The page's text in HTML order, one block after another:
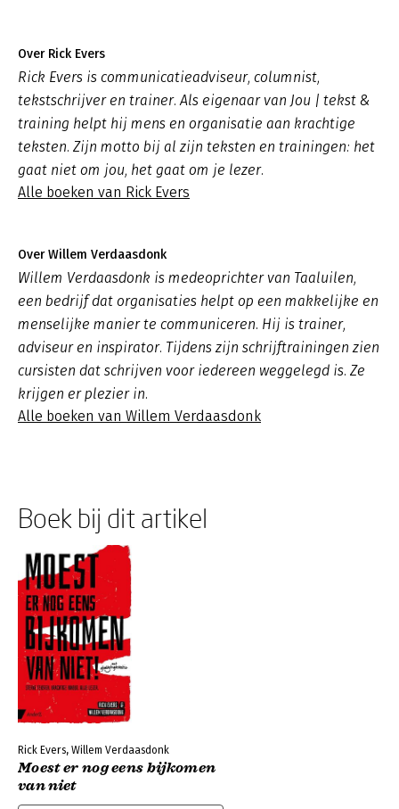
Over Rick Evers
Rick Evers is communicatieadviseur, columnist,
tekstschrijver en trainer. Als eigenaar van Jou | tekst &
training helpt hij mens en organisatie aan krachtige
teksten. Zijn motto bij al zijn teksten en trainingen: het
gaat niet om jou, het gaat om je lezer.
Alle boeken van Rick Evers
Over Willem Verdaasdonk
Willem Verdaasdonk is medeoprichter van Taaluilen,
een bedrijf dat organisaties helpt op een makkelijke en
menselijke manier te communiceren. Hij is trainer,
adviseur en inspirator. Tijdens zijn schrijftrainingen zien
cursisten dat schrijven voor iedereen weggelegd is. Ze
krijgen er plezier in.
Alle boeken van Willem Verdaasdonk
Boek bij dit artikel
Rick Evers, Willem Verdaasdonk
Moest er nog eens bijkomen
van niet